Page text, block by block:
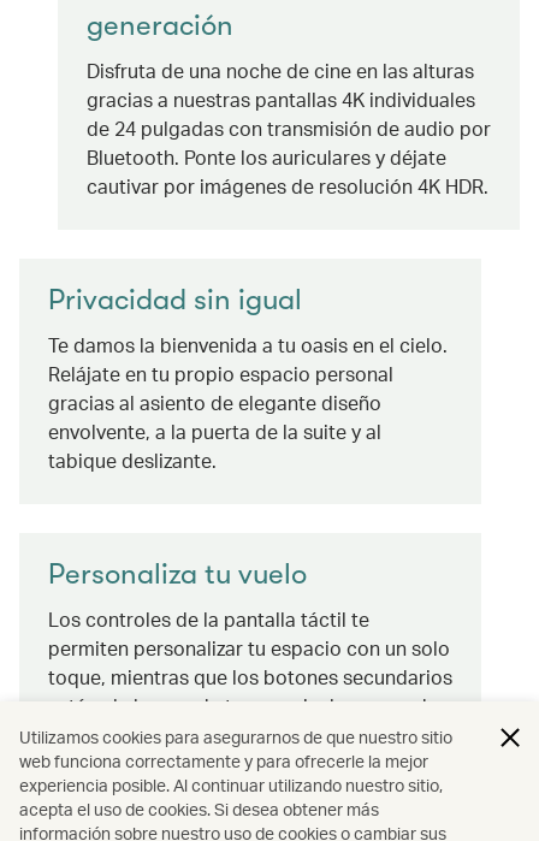
generación
Disfruta de una noche de cine en las alturas
gracias a nuestras pantallas 4K individuales
de 24 pulgadas con transmisión de audio por
Bluetooth. Ponte los auriculares y déjate
cautivar por imágenes de resolución 4K HDR.
Privacidad sin igual
Te damos la bienvenida a tu oasis en el cielo.
Relájate en tu propio espacio personal
gracias al asiento de elegante diseño
envolvente, a la puerta de la suite y al
tabique deslizante.
Personaliza tu vuelo
Los controles de la pantalla táctil te
permiten personalizar tu espacio con un solo
toque, mientras que los botones secundarios
están al alcance de tu mano incluso cuando
utilices el modo “Dormir”. Regula la
iluminación ambiental desde cualquier
posición del asiento sin molestar a otros
pasajeros. Déjala encendida o apágala: tú
Utilizamos cookies para asegurarnos de que nuestro sitio
web funciona correctamente y para ofrecerle la mejor
experiencia posible. Al continuar utilizando nuestro sitio,
acepta el uso de cookies. Si desea obtener más
información sobre nuestro uso de cookies o cambiar sus